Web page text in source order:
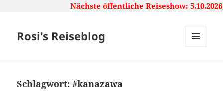
Nächste öffentliche Reiseshow:
Rosi's Reiseblog
Schlagwort:#kanazawa